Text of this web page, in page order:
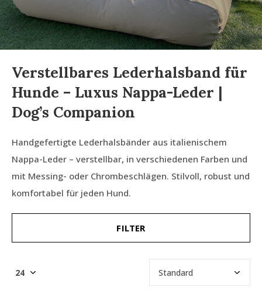
Verstellbares Lederhalsband für
Hunde – Luxus Nappa-Leder |
Dog’s Companion
Handgefertigte Lederhalsbänder aus italienischem
Nappa-Leder – verstellbar, in verschiedenen Farben und
mit Messing- oder Chrombeschlägen. Stilvoll, robust und
komfortabel für jeden Hund.
FILTER